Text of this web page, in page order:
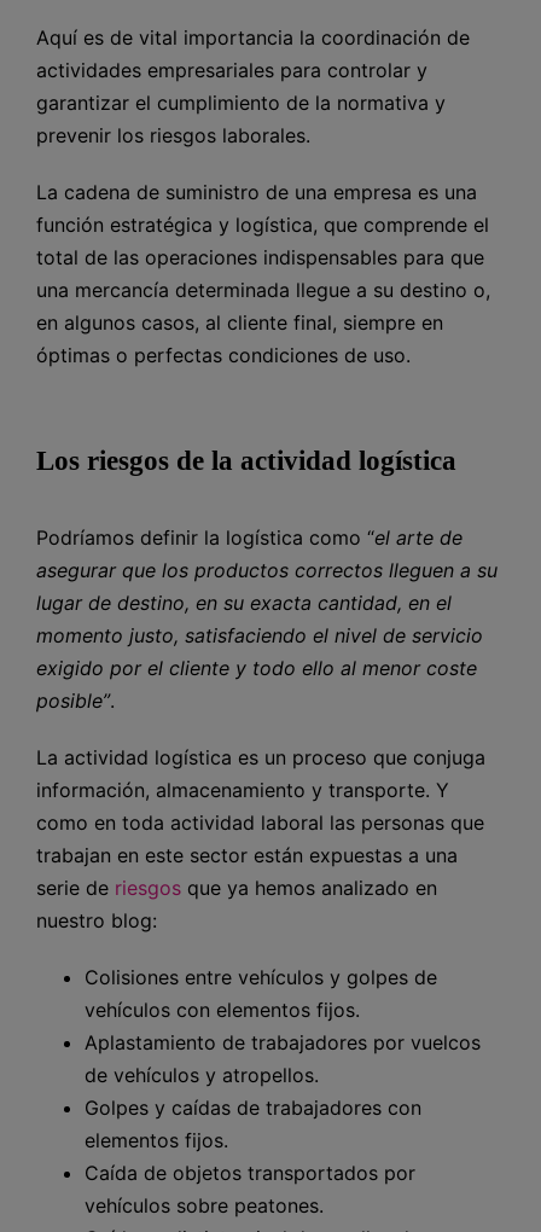
Aquí es de vital importancia la coordinación de
actividades empresariales para controlar y
garantizar el cumplimiento de la normativa y
prevenir los riesgos laborales.
La cadena de suministro de una empresa es una
función estratégica y logística, que comprende el
total de las operaciones indispensables para que
una mercancía determinada llegue a su destino o,
en algunos casos, al cliente final, siempre en
óptimas o perfectas condiciones de uso.
Los riesgos de la actividad logística
Podríamos definir la logística como “el arte de
asegurar que los productos correctos lleguen a su
lugar de destino, en su exacta cantidad, en el
momento justo, satisfaciendo el nivel de servicio
exigido por el cliente y todo ello al menor coste
posible”.
La actividad logística es un proceso que conjuga
información, almacenamiento y transporte. Y
como en toda actividad laboral las personas que
trabajan en este sector están expuestas a una
serie de riesgos que ya hemos analizado en
nuestro blog:
Colisiones entre vehículos y golpes de
vehículos con elementos fijos.
Aplastamiento de trabajadores por vuelcos
de vehículos y atropellos.
Golpes y caídas de trabajadores con
elementos fijos.
Caída de objetos transportados por
vehículos sobre peatones.